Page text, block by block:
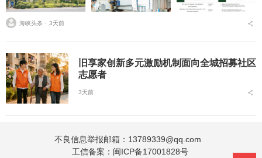
海峡头条 ⋅ 3天前
旧享家创新多元激励机制面向全城招募社区
志愿者
3天前
不良信息举报邮箱：13789339@qq.com
工信备案： 闽ICP备17001828号